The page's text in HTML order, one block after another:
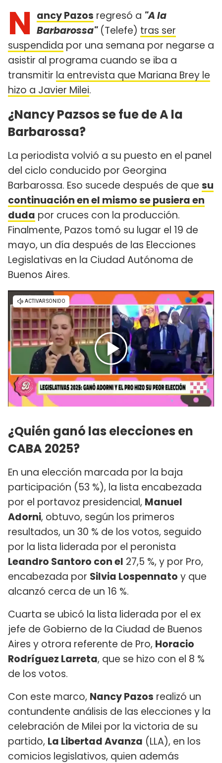
N ancy Pazos regresó a "A la
Barbarossa"(Telefe) tras ser
suspendida por una semana por negarse a
asistir al programa cuando se iba a
transmitir la entrevista que Mariana Brey le
hizo a Javier Milei.
¿Nancy Pazsos se fue de A la
Barbarossa?
La periodista volvió a su puesto en el panel
del ciclo conducido por Georgina
Barbarossa. Eso sucede después de que su
continuación en el mismo se pusiera en
duda por cruces con la producción.
Finalmente, Pazos tomó su lugar el 19 de
mayo, un día después de las Elecciones
Legislativas en la Ciudad Autónoma de
Buenos Aires.
¿Quién ganó las elecciones en
CABA 2025?
En una elección marcada por la baja
participación (53 %), la lista encabezada
por el portavoz presidencial, Manuel
Adorni, obtuvo, según los primeros
resultados, un 30 % de los votos, seguido
por la lista liderada por el peronista
Leandro Santoro con el 27,5 %, y por Pro,
encabezada por Silvia Lospennato y que
alcanzó cerca de un 16 %.
Cuarta se ubicó la lista liderada por el ex
jefe de Gobierno de la Ciudad de Buenos
Aires y otrora referente de Pro, Horacio
Rodríguez Larreta, que se hizo con el 8 %
de los votos.
Con este marco, Nancy Pazos realizó un
contundente análisis de las elecciones y la
celebración de Milei por la victoria de su
partido, La Libertad Avanza (LLA), en los
comicios legislativos, quien además